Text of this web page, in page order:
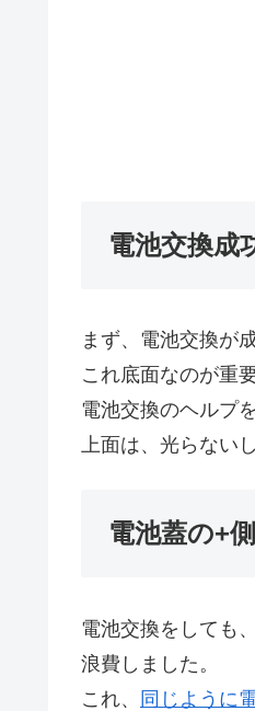
電池交換成
まず、電池交換が
これ底面なのが重
電池交換のヘルプ
上面は、光らない
電池蓋の+
電池交換をしても
浪費しました。
これ、
同じように